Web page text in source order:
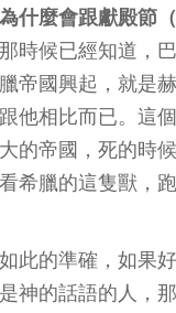
什麼會跟獻殿節（
時候已經知道，
帝國興起，就是
他相比而已。這
的帝國，死的時
希臘的這隻獸，
如此的準確，如果
神的話語的人，